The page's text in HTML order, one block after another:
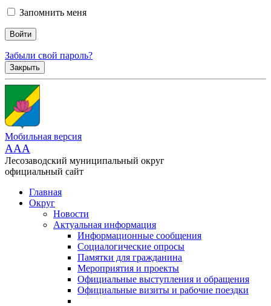
Запомнить меня
Забыли свой пароль?
Закрыть
Мобильная версия
AAA
Лесозаводский муниципальный округ
официальный сайт
Главная
Округ
Новости
Актуальная информация
Информационные сообщения
Социалогические опросы
Памятки для гражданина
Мероприятия и проекты
Официальные выступления и обращения
Официальные визиты и рабочие поездки